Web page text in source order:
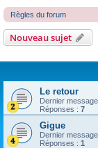
Règles du forum
Nouveau sujet
Le retour
Dernier
Réponses : 7
Gigue
Dernier
Réponses : 1